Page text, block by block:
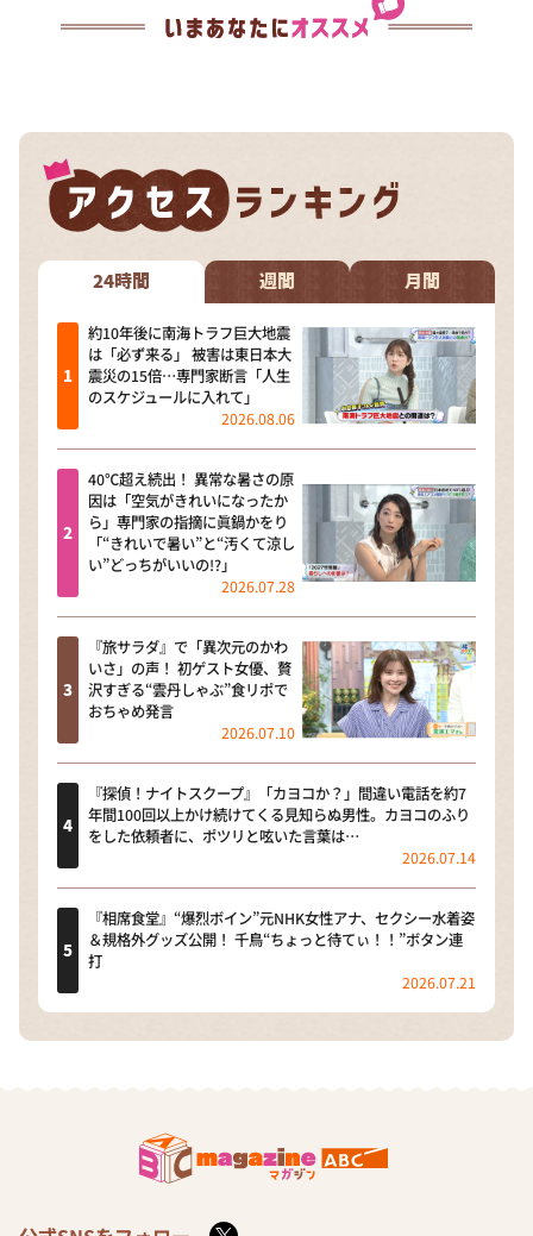
24時間 週間 月間
約10年後に南海トラフ巨大地震
は「必ず来る」 被害は東日本大
震災の15倍…専門家断言「人生
のスケジュールに入れて」
2026.08.06
40℃超え続出！ 異常な暑さの原
因は「空気がきれいになったか
ら」専門家の指摘に眞鍋かをり
「“きれいで暑い”と“汚くて涼し
い”どっちがいいの!?」
2026.07.28
『旅サラダ』で「異次元のかわ
いさ」の声！ 初ゲスト女優、贅
沢すぎる“雲丹しゃぶ”食リポで
おちゃめ発言
2026.07.10
『探偵！ナイトスクープ』「カヨコか？」間違い電話を約7
年間100回以上かけ続けてくる見知らぬ男性。カヨコのふり
をした依頼者に、ポツリと呟いた言葉は…
2026.07.14
『相席食堂』“爆烈ボイン”元NHK女性アナ、セクシー水着姿
＆規格外グッズ公開！ 千鳥“ちょっと待てぃ！！”ボタン連
打
2026.07.21